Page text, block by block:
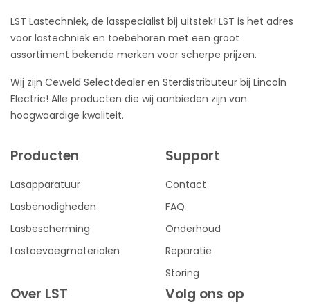
LST Lastechniek, de lasspecialist bij uitstek! LST is het adres
voor lastechniek en toebehoren met een groot
assortiment bekende merken voor scherpe prijzen.
Wij zijn Ceweld Selectdealer en Sterdistributeur bij Lincoln
Electric! Alle producten die wij aanbieden zijn van
hoogwaardige kwaliteit.
Producten
Lasapparatuur
Lasbenodigheden
Lasbescherming
Lastoevoegmaterialen
Support
Contact
FAQ
Onderhoud
Reparatie
Storing
Over LST Volg ons op